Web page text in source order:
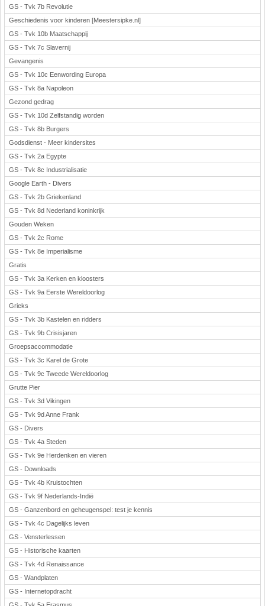
GS - Tvk 7b Revolutie
Geschiedenis voor kinderen [Meestersipke.nl]
GS - Tvk 10b Maatschappij
GS - Tvk 7c Slavernij
Gevangenis
GS - Tvk 10c Eenwording Europa
GS - Tvk 8a Napoleon
Gezond gedrag
GS - Tvk 10d Zelfstandig worden
GS - Tvk 8b Burgers
Godsdienst - Meer kindersites
GS - Tvk 2a Egypte
GS - Tvk 8c Industrialisatie
Google Earth - Divers
GS - Tvk 2b Griekenland
GS - Tvk 8d Nederland koninkrijk
Gouden Weken
GS - Tvk 2c Rome
GS - Tvk 8e Imperialisme
Gratis
GS - Tvk 3a Kerken en kloosters
GS - Tvk 9a Eerste Wereldoorlog
Grieks
GS - Tvk 3b Kastelen en ridders
GS - Tvk 9b Crisisjaren
Groepsaccommodatie
GS - Tvk 3c Karel de Grote
GS - Tvk 9c Tweede Wereldoorlog
Grutte Pier
GS - Tvk 3d Vikingen
GS - Tvk 9d Anne Frank
GS - Divers
GS - Tvk 4a Steden
GS - Tvk 9e Herdenken en vieren
GS - Downloads
GS - Tvk 4b Kruistochten
GS - Tvk 9f Nederlands-Indië
GS - Ganzenbord en geheugenspel: test je kennis
GS - Tvk 4c Dagelijks leven
GS - Vensterlessen
GS - Historische kaarten
GS - Tvk 4d Renaissance
GS - Wandplaten
GS - Internetopdracht